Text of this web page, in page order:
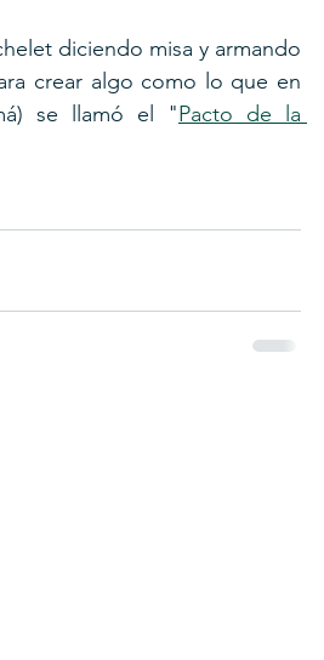
diciendo misa y armando
crear algo como lo que en
se llamó el "Pacto de la